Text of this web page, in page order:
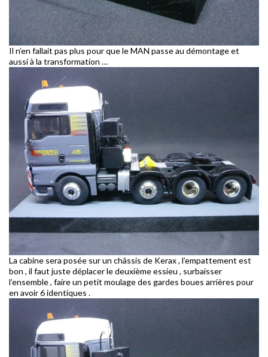
Il n’en fallait pas plus pour que le MAN passe au démontage et
aussi à la transformation …
La cabine sera posée sur un châssis de Kerax , l’empattement est
bon , il faut juste déplacer le deuxième essieu , surbaisser
l’ensemble , faire un petit moulage des gardes boues arrières pour
en avoir 6 identiques .